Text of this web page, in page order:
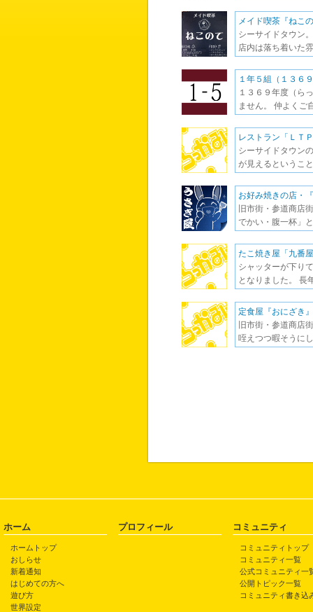
メイド喫茶『ねこ
シーサイドタウン
店内は落ち着いた
１年５組（１３６
１３６９年度（ら
ません。 仲よくご
レストラン「ＬＴ
シーサイドタウン
が見えるというこ
お好み焼きの店・
旧市街・参道商店
でかい・腹一杯」
たこ焼き屋「九番
シャッターが下り
となりました。 長
定食屋『おにざき』
旧市街・参道商店
咥えつつ暇そうに
ホーム
ホームトップ
おしらせ
新着通知
はじめての方へ
遊び方
世界設定
プロフィール コミュニティ
コミュニティトップ
コミュニティ一覧
公式コミュニティ一
公開トピック一覧
コミュニティ書き込